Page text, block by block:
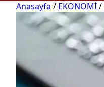
Anasayfa / EKONOMİ/